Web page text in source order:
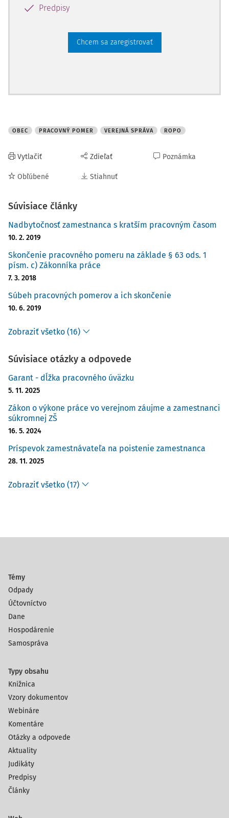
Predpisy
Chcem sa zaregistrovať
OBEC PRACOVNÝ POMER VEREJNÁ SPRÁVA ROPO
Vytlačiť
Obľúbené
Zdieľať
Stiahnuť
Poznámka
Súvisiace články
Nadbytočnosť zamestnanca s kratším pracovným časom
10. 2. 2019
Skončenie pracovného pomeru na základe § 63 ods. 1
písm. c) Zákonníka práce
7. 3. 2018
Súbeh pracovných pomerov a ich skončenie
10. 6. 2019
Zobraziť všetko (16)
Súvisiace otázky a odpovede
Garant - dĺžka pracovného úväzku
5. 11. 2025
Zákon o výkone práce vo verejnom záujme a zamestnanci
súkromnej ZŠ
16. 5. 2024
Príspevok zamestnávateľa na poistenie zamestnanca
28. 11. 2025
Zobraziť všetko (17)
Témy
Odpady
Účtovníctvo
Dane
Hospodárenie
Samospráva
Typy obsahu
Knižnica
Vzory dokumentov
Webináre
Komentáre
Otázky a odpovede
Aktuality
Judikáty
Predpisy
Články